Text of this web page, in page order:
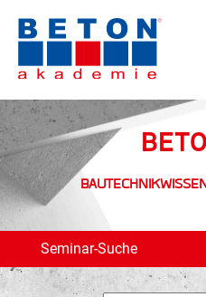
Seminar-Suche